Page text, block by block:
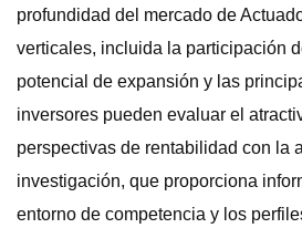
profundidad del mercado de
verticales, incluida la participación
potencial de expansión y las
inversores pueden evaluar el
perspectivas de rentabilidad con la
investigación, que proporciona
entorno de competencia y los